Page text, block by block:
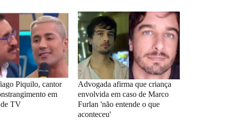
Piquilo, cantor
em
TV
Advogada afirma que criança
envolvida em caso de Marco
Furlan 'não entende o que
aconteceu'